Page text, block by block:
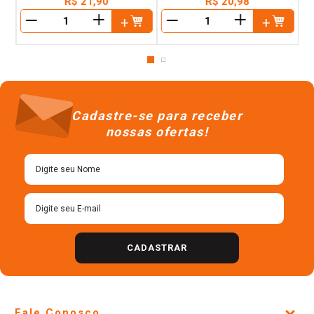
＋ ＋
Cadastre-se para receber
nossas ofertas!
CADASTRAR